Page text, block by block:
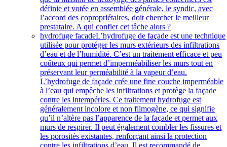
définie et votée en assemblée générale, le syndic, avec
l’accord des copropriétaires, doit chercher le meilleur
prestataire. A qui confier cet tâche alors ?
hydrofuge facadeL’hydrofuge de façade est une technique
utilisée pour protéger les murs extérieurs des infiltrations
d’eau et de l’humidité. C’est un traitement efficace et peu
coûteux qui permet d’imperméabiliser les murs tout en
préservant leur perméabilité à la vapeur d’eau.
L’hydrofuge de façade crée une fine couche imperméable
à l’eau qui empêche les infiltrations et protège la façade
contre les intempéries. Ce traitement hydrofuge est
généralement incolore et non filmogène, ce qui signifie
qu’il n’altère pas l’apparence de la façade et permet aux
murs de respirer. Il peut également combler les fissures et
les porosités existantes, renforçant ainsi la protection
contre les infiltrations d’eau. Il est recommandé de